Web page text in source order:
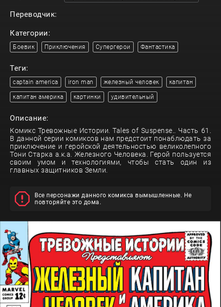
Переводчик:
Категории:
Боевик Приключения Супергерои Фантастика
Теги:
captain america iron man железный человек капитан
капитан америка картинки удивительный
Описание:
Комикс Тревожные Истории. Tales of Suspense.. Часть 61.
В данной серии комиксов нам предстоит понаблюдать за
приключение и геройской деятельностью великолепного
Тони Старка а.к.а. Железного Человека. Герой пользуется
своим умом и технологиями, чтобы стать один из
главных защитников Земли.
Все персонажи данного комикса вымышленные. Не
повторяйте это дома.